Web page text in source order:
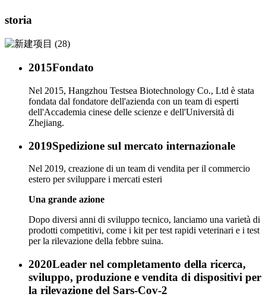
storia
2015Fondato
Nel 2015, Hangzhou Testsea Biotechnology Co., Ltd è stata
fondata dal fondatore dell'azienda con un team di esperti
dell'Accademia cinese delle scienze e dell'Università di
Zhejiang.
2019Spedizione sul mercato internazionale
Nel 2019, creazione di un team di vendita per il commercio
estero per sviluppare i mercati esteri
Una grande azione
Dopo diversi anni di sviluppo tecnico, lanciamo una varietà di
prodotti competitivi, come i kit per test rapidi veterinari e i test
per la rilevazione della febbre suina.
2020Leader nel completamento della ricerca,
sviluppo, produzione e vendita di dispositivi per
la rilevazione del Sars-Cov-2